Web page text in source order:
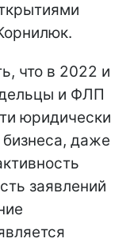
что в 2022 и
и ФЛП
юридически
даже
заявлений